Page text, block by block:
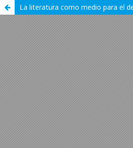
La literatura como medio para el